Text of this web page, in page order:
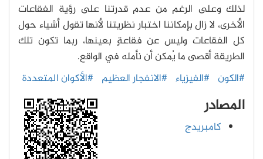
لذلك وعلى الرغم من عدم قدرتنا على رؤية الفقاعات
الأخرى، لا زال بإمكاننا اختبار نظريتنا لأنها تقول أشياء حول
كل الفقاعات وليس عن فقاعةٍ بعينها، ربما تكون تلك
الطريقة أقصى ما يُمكن أن نأمله في الواقع.
#الكون #الفيزياء #الانفجار العظيم #الأكوان المتعددة
المصادر
كامبريدج